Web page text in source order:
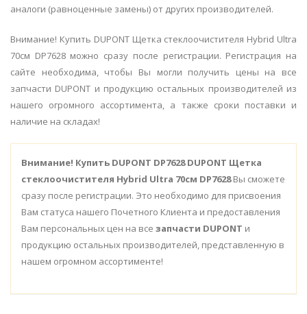
аналоги (равноценные замены) от других производителей.
Внимание! Купить DUPONT Щетка стеклоочистителя Hybrid Ultra
70см DP7628 можно сразу после регистрации. Регистрация на
сайте необходима, чтобы Вы могли получить цены на все
запчасти DUPONT и продукцию остальных производителей из
нашего огромного ассортимента, а также сроки поставки и
наличие на складах!
Внимание! Купить DUPONT DP7628 DUPONT Щетка
стеклоочистителя Hybrid Ultra 70см DP7628Вы сможете
сразу после регистрации. Это необходимо для присвоения
Вам статуса нашего Почетного Клиента и предоставления
Вам персональных цен на все запчасти DUPONT и
продукцию остальных производителей, представленную в
нашем огромном ассортименте!